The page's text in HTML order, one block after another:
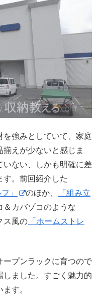
を強みとしていて、家庭
えが少ないと感じま
いない、しかも明確に差
す。前回紹介した
」
のほか、
「組み立
＆カバゾコのような
ス風の 「ホームストレ
ープンラックに育つので
しました。すごく魅力的
す。